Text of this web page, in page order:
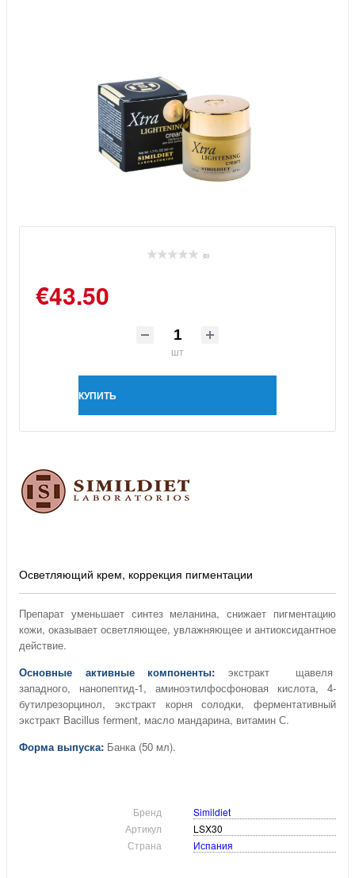
(0)
€43.50
шт
КУПИТЬ
Осветляющий крем, коррекция пигментации
Препарат уменьшает синтез меланина, снижает пигментацию
кожи, оказывает осветляющее, увлажняющее и антиоксидантное
действие.
Основные активные компоненты:
экстракт щавеля
западного, нанопептид-1, аминоэтилфосфоновая кислота, 4-
бутилрезорцинол, экстракт корня солодки, ферментативный
экстракт Bacillus ferment, масло мандарина, витамин С.
Форма выпуска: Банка (50 мл).
Бренд
Simildiet
Артикул
LSX30
Страна
Испания